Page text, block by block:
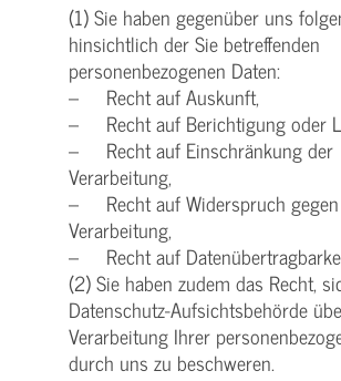
(1) Sie haben gegenüber uns
hinsichtlich der Sie betreffenden
personenbezogenen Daten:
– Recht auf Auskunft,
– Recht auf Berichtigung oder
– Recht auf Einschränkung der
Verarbeitung,
– Recht auf Widerspruch
Verarbeitung,
– Recht auf
(2) Sie haben zudem das Recht,
Datenschutz-Aufsichtsbehörde
Verarbeitung Ihrer
durch uns zu beschweren.